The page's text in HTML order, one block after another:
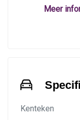
BOVAG-
Meer
Kenteken